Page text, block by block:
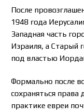
После
1948 года
Западная часть
Израиля, а Старый
под властью
Формально после
сохраняться права
практике евреи